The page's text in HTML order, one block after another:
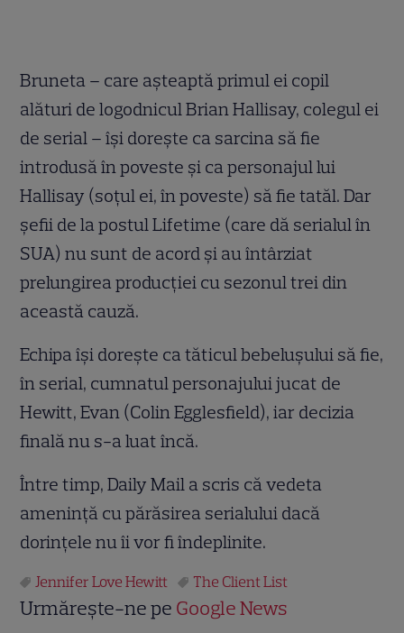
Bruneta – care aşteaptă primul ei copil
alături de logodnicul Brian Hallisay, colegul ei
de serial – îşi doreşte ca sarcina să fie
introdusă în poveste şi ca personajul lui
Hallisay (soţul ei, în poveste) să fie tatăl. Dar
şefii de la postul Lifetime (care dă serialul în
SUA) nu sunt de acord şi au întârziat
prelungirea producţiei cu sezonul trei din
această cauză.
Echipa îşi doreşte ca tăticul bebeluşului să fie,
în serial, cumnatul personajului jucat de
Hewitt, Evan (Colin Egglesfield), iar decizia
finală nu s-a luat încă.
Între timp, Daily Mail a scris că vedeta
ameninţă cu părăsirea serialului dacă
dorinţele nu îi vor fi îndeplinite.
Jennifer Love Hewitt The Client List
Urmărește-ne pe Google News